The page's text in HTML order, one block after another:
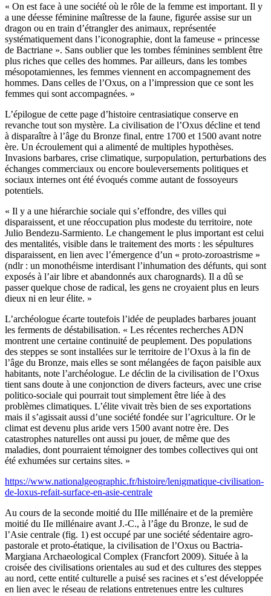
« On est face à une société où le rôle de la femme est important. Il y
a une déesse féminine maîtresse de la faune, figurée assise sur un
dragon ou en train d’étrangler des animaux, représentée
systématiquement dans l’iconographie, dont la fameuse « princesse
de Bactriane ». Sans oublier que les tombes féminines semblent être
plus riches que celles des hommes. Par ailleurs, dans les tombes
mésopotamiennes, les femmes viennent en accompagnement des
hommes. Dans celles de l’Oxus, on a l’impression que ce sont les
femmes qui sont accompagnées. »
L’épilogue de cette page d’histoire centrasiatique conserve en
revanche tout son mystère. La civilisation de l’Oxus décline et tend
à disparaître à l’âge du Bronze final, entre 1700 et 1500 avant notre
ère. Un écroulement qui a alimenté de multiples hypothèses.
Invasions barbares, crise climatique, surpopulation, perturbations des
échanges commerciaux ou encore bouleversements politiques et
sociaux internes ont été évoqués comme autant de fossoyeurs
potentiels.
« Il y a une hiérarchie sociale qui s’effondre, des villes qui
disparaissent, et une réoccupation plus modeste du territoire, note
Julio Bendezu-Sarmiento. Le changement le plus important est celui
des mentalités, visible dans le traitement des morts : les sépultures
disparaissent, en lien avec l’émergence d’un « proto-zoroastrisme »
(ndlr : un monothéisme interdisant l’inhumation des défunts, qui sont
exposés à l’air libre et abandonnés aux charognards). Il a dû se
passer quelque chose de radical, les gens ne croyaient plus en leurs
dieux ni en leur élite. »
L’archéologue écarte toutefois l’idée de peuplades barbares jouant
les ferments de déstabilisation. « Les récentes recherches ADN
montrent une certaine continuité de peuplement. Des populations
des steppes se sont installées sur le territoire de l’Oxus à la fin de
l’âge du Bronze, mais elles se sont mélangées de façon paisible aux
habitants, note l’archéologue. Le déclin de la civilisation de l’Oxus
tient sans doute à une conjonction de divers facteurs, avec une crise
politico-sociale qui pourrait tout simplement être liée à des
problèmes climatiques. L’élite vivait très bien de ses exportations
mais il s’agissait aussi d’une société fondée sur l’agriculture. Or le
climat est devenu plus aride vers 1500 avant notre ère. Des
catastrophes naturelles ont aussi pu jouer, de même que des
maladies, dont pourraient témoigner des tombes collectives qui ont
été exhumées sur certains sites. »
https://www.nationalgeographic.fr/histoire/lenigmatique-civilisation-
de-loxus-refait-surface-en-asie-centrale
Au cours de la seconde moitié du IIIe millénaire et de la première
moitié du IIe millénaire avant J.-C., à l’âge du Bronze, le sud de
l’Asie centrale (fig. 1) est occupé par une société sédentaire agro-
pastorale et proto-étatique, la civilisation de l’Oxus ou Bactria-
Margiana Archaeological Complex (Francfort 2009). Située à la
croisée des civilisations orientales au sud et des cultures des steppes
au nord, cette entité culturelle a puisé ses racines et s’est développée
en lien avec le réseau de relations entretenues entre les cultures